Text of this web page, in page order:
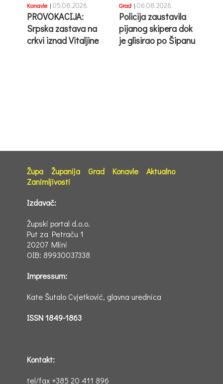
Konavle | 05.08.2026.
PROVOKACIJA:
Srpska zastava na
crkvi iznad Vitaljine
Grad | 06.08.2026.
Policija zaustavila
pijanog skipera dok
je glisirao po Šipanu
Župa Županija Grad Konavle
Aktualno
Zanimljivosti
Izdavač:
Župski portal d.o.o.
Put za Petraču 1
20207 Mlini
OIB: 89930037338
Impressum:
Kate Šutalo Cvjetković, glavna urednica
ISSN 1849-1863
Kontakt:
tel/fax +385 20 411 896